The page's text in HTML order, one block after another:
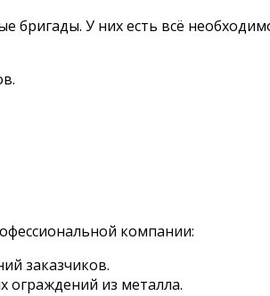
У них есть всё
компании:
заказчиков.
ограждений из металла.